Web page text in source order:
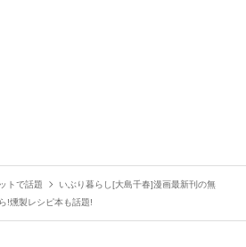
トで話題
いぶり暮らし[大島千春]漫画最新刊の無
!燻製レシピ本も話題!